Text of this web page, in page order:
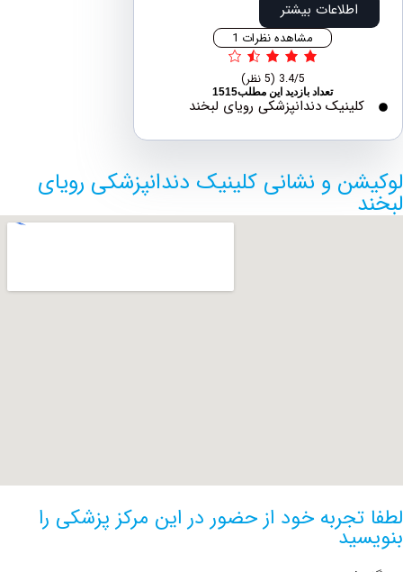
اطلاعات بیشتر
مشاهده نظرات 1
تعداد بازدید این مطلب1515
دندانپزشکی رویای لبخند
و نشانی کلینیک دندانپزشکی رویای
خود از حضور در این مرکز پزشکی را